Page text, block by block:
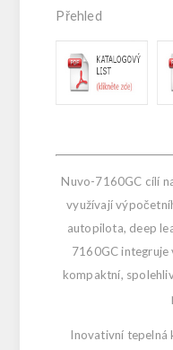
Přehled
Nuvo-7160GC cílí
využívají
autopilota, deep
7160GC integruje
kompaktní,
Inovativní tepelná